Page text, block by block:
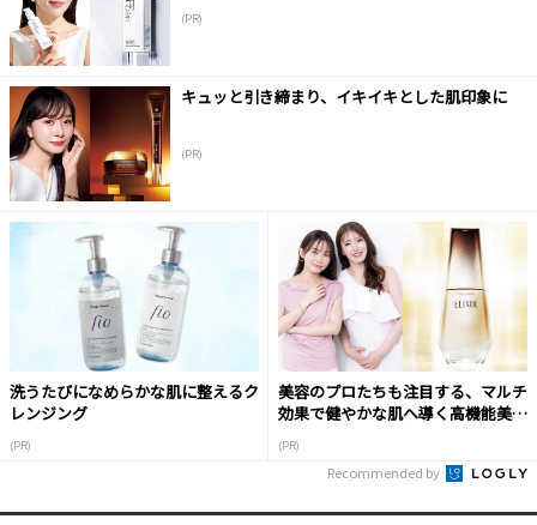
(PR)
キュッと引き締まり、イキイキとした肌印象に
(PR)
洗うたびになめらかな肌に整えるク
レンジング
(PR)
美容のプロたちも注目する、マルチ
効果で健やかな肌へ導く高機能美容
(PR)
Recommended by